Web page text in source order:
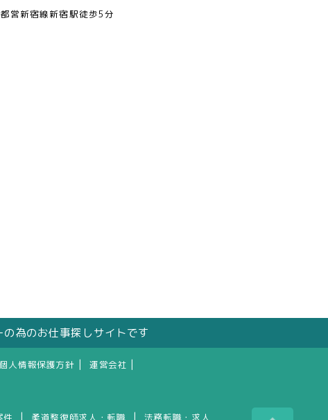
都営新宿線新宿駅徒歩5分
為のお仕事探しサイトです
個人情報保護方針 運営会社
件 柔道整復師求人・転職 法務転職・求人